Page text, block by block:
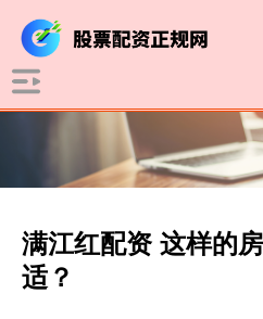
满江红配资 这样的
适？